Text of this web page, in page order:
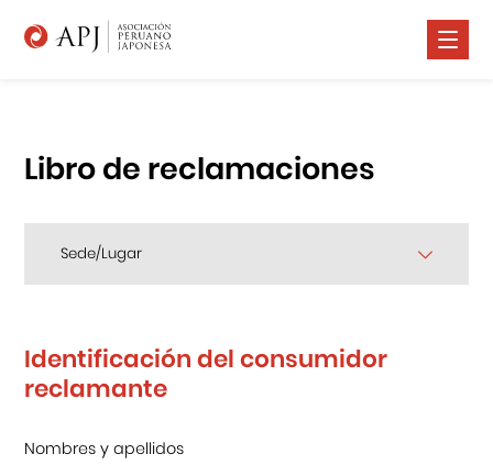
Cursos
Salud
Contáctanos
Libro de reclamaciones
Sede/Lugar
Identificación del consumidor
reclamante